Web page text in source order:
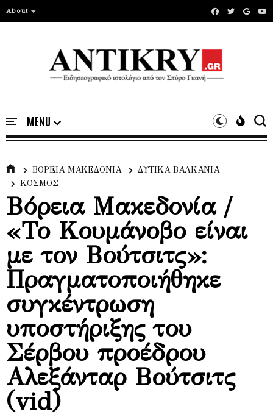
About
ΒΟΡΕΙΑ ΜΑΚΕΔΟΝΙΑ
ΔΥΤΙΚΑ ΒΑΛΚΑΝΙΑ
ΚΟΣΜΟΣ
Βόρεια Μακεδονία /
«Το Κουμάνοβο είναι
με τον Βούτσιτς»:
Πραγματοποιήθηκε
συγκέντρωση
υποστήριξης του
Σέρβου προέδρου
Αλεξάνταρ Βούτσιτς
(vid)